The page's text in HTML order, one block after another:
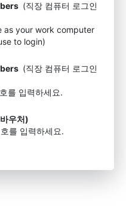
(직장 컴퓨터 로그인
as your work computer
to login)
(직장 컴퓨터 로그인
를 입력하세요.
우처)
를 입력하세요.